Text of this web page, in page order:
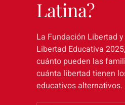
Latina?
La Fundación Libertad
Libertad Educativa
cuánto pueden las
cuánta libertad tienen
educativos alternativos.